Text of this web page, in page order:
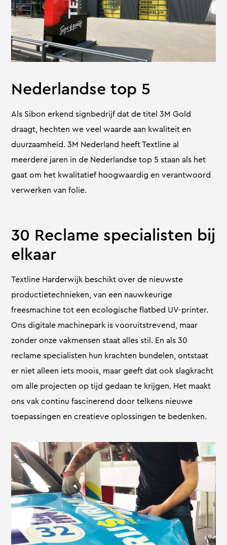
Nederlandse top 5
Als Sibon erkend signbedrijf dat de titel 3M Gold
draagt, hechten we veel waarde aan kwaliteit en
duurzaamheid. 3M Nederland heeft Textline al
meerdere jaren in de Nederlandse top 5 staan als het
gaat om het kwalitatief hoogwaardig en verantwoord
verwerken van folie.
30 Reclame specialisten bij
elkaar
Textline Harderwijk beschikt over de nieuwste
productietechnieken, van een nauwkeurige
freesmachine tot een ecologische flatbed UV-printer.
Ons digitale machinepark is vooruitstrevend, maar
zonder onze vakmensen staat alles stil. En als 30
reclame specialisten hun krachten bundelen, ontstaat
er niet alleen iets moois, maar geeft dat ook slagkracht
om alle projecten op tijd gedaan te krijgen. Het maakt
ons vak continu fascinerend door telkens nieuwe
toepassingen en creatieve oplossingen te bedenken.